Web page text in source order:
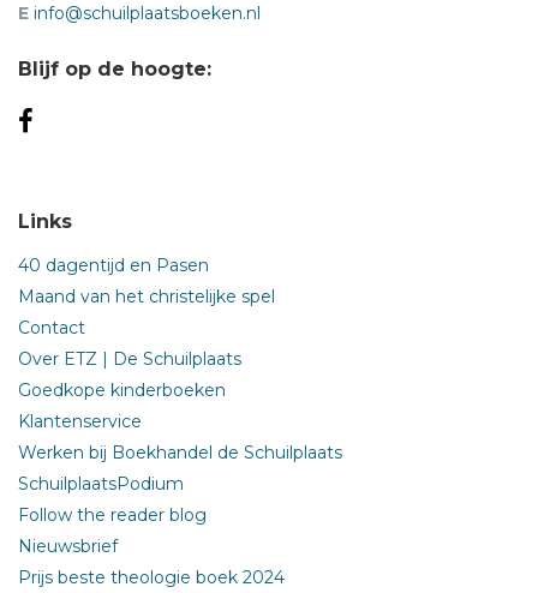
E info@schuilplaatsboeken.nl
Blijf op de hoogte:
Links
40 dagentijd en Pasen
Maand van het christelijke spel
Contact
Over ETZ | De Schuilplaats
Goedkope kinderboeken
Klantenservice
Werken bij Boekhandel de Schuilplaats
SchuilplaatsPodium
Follow the reader blog
Nieuwsbrief
Prijs beste theologie boek 2024